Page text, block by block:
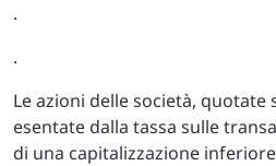
.
.
Le azioni delle società, quotate
esentate dalla tassa sulle
di una capitalizzazione